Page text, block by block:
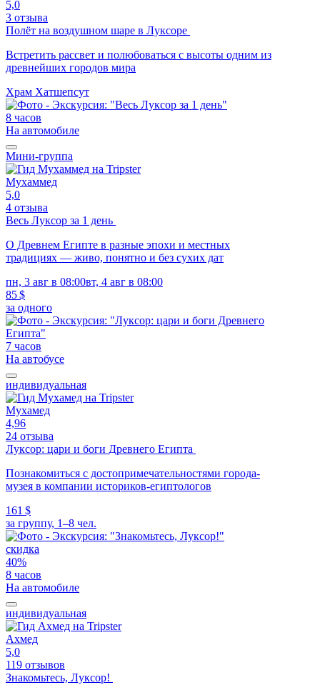
5,0
3 отзыва
Полёт на воздушном шаре в Луксоре
Встретить рассвет и полюбоваться с высоты одним из
древнейших городов мира
Храм Хатшепсут
8 часов
На автомобиле
Мини-группа
Мухаммед
5,0
4 отзыва
Весь Луксор за 1 день
О Древнем Египте в разные эпохи и местных
традициях — живо, понятно и без сухих дат
пн, 3 авг в 08:00вт, 4 авг в 08:00
85 $
за одного
7 часов
На автобусе
индивидуальная
Мухамед
4,96
24 отзыва
Луксор: цари и боги Древнего Египта
Познакомиться с достопримечательностями города-
музея в компании историков-египтологов
161 $
за группу, 1–8 чел.
скидка
40%
8 часов
На автомобиле
индивидуальная
Ахмед
5,0
119 отзывов
Знакомьтесь, Луксор!